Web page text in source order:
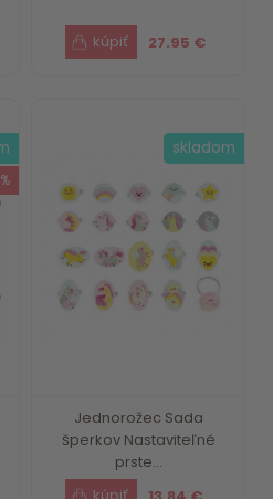
27.95 €
Jednorožec Sada
šperkov Nastaviteľné
prste...
skladom